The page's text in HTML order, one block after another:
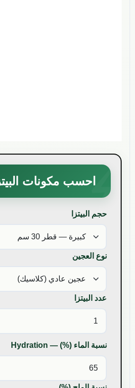
احسب مكونات
حجم البيتزا
نوع العجين
عدد البيتزا
نسبة الماء (%) — Hydration